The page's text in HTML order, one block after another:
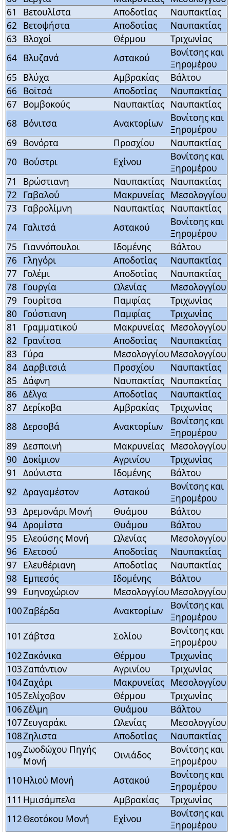
61
Βετουλίστα Αποδοτίας
Ναυπακτίας
62
Βετοψήστα Αποδοτίας
Ναυπακτίας
63
Βλοχοί Θέρμου
Τριχωνίας
64 Βλυζανά Αστακού
Βονίτσης και
Ξηρομέρου
65
Βλύχα Αμβρακίας
Βάλτου
66
Βοϊτσά Αποδοτίας
Ναυπακτίας
67
Βομβοκούς Ναυπακτίας Ναυπακτίας
68
Βόνιτσα Ανακτορίων
Βονίτσης και
Ξηρομέρου
69
Βονόρτα Προσχίου
Ναυπακτίας
70
Βούστρι Εχίνου
Βονίτσης και
Ξηρομέρου
71
Βρώστιανη Ναυπακτίας Ναυπακτίας
72
Γαβαλού Μακρυνείας Μεσολογγίου
73
Γαβρολίμνη Ναυπακτίας Ναυπακτίας
74 Γαλιτσά Αστακού
Βονίτσης και
Ξηρομέρου
75
Γιαννόπουλοι Ιδομένης
Βάλτου
76
Γληγόρι Αποδοτίας
Ναυπακτίας
77
Γολέμι Αποδοτίας
Ναυπακτίας
78
Γουργία Ωλενίας
Μεσολογγίου
79
Γουρίτσα Παμφίας
Τριχωνίας
80
Γούστιανη Παμφίας
Τριχωνίας
81
Γραμματικού Μακρυνείας Μεσολογγίου
82
Γρανίτσα Αποδοτίας
Ναυπακτίας
83
Γύρα ΜεσολογγίουΜεσολογγίου
84 Δαρβιτσιά Προσχίου
Ναυπακτίας
85 Δάφνη Ναυπακτίας Ναυπακτίας
86 Δέλγα Αποδοτίας
Ναυπακτίας
87 Δερίκοβα Αμβρακίας
Τριχωνίας
88 Δερσοβά Ανακτορίων
Βονίτσης και
Ξηρομέρου
89 Δεσποινή Μακρυνείας Μεσολογγίου
90 Δοκίμιον Αγρινίου
Τριχωνίας
91
Δούνιστα Ιδομένης
Βάλτου
92 Δραγαμέστον Αστακού
Βονίτσης και
Ξηρομέρου
93 Δρεμονάρι Μονή Θυάμου
Βάλτου
94 Δρομίστα Θυάμου
Βάλτου
95
Ελεούσης Μονή Ωλενίας
Μεσολογγίου
96
Ελετσού Αποδοτίας
Ναυπακτίας
97
Ελευθέριανη Αποδοτίας
Ναυπακτίας
98
Εμπεσός Ιδομένης
Βάλτου
99
Ευηνοχώριον ΜεσολογγίουΜεσολογγίου
100Ζαβέρδα Ανακτορίων
Βονίτσης και
Ξηρομέρου
101 Ζάβτσα Σολίου
Βονίτσης και
Ξηρομέρου
102Ζακόνικα Θέρμου
Τριχωνίας
103Ζαπάντιον Αγρινίου
Τριχωνίας
104Ζαχάρι Μακρυνείας Μεσολογγίου
105Ζελίχοβον Θέρμου
Τριχωνίας
106Ζέλμη Θυάμου
Βάλτου
107Ζευγαράκι Ωλενίας
Μεσολογγίου
108Ζηλιστα Αποδοτίας
Ναυπακτίας
109Ζωοδώχου Πηγής
Μονή
Οινιάδος
Βονίτσης και
Ξηρομέρου
110Ηλιού Μονή Αστακού
Βονίτσης και
Ξηρομέρου
111 Ημισάμπελα Αμβρακίας
Τριχωνίας
112Θεοτόκου Μονή Εχίνου
Βονίτσης και
Ξηρομέρου